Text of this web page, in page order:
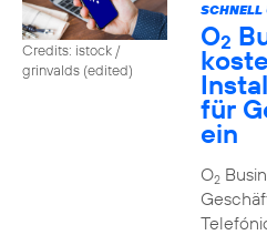
Credits: istock /
grinvalds (edited)
SCHNELL
O2
für
ein
O2